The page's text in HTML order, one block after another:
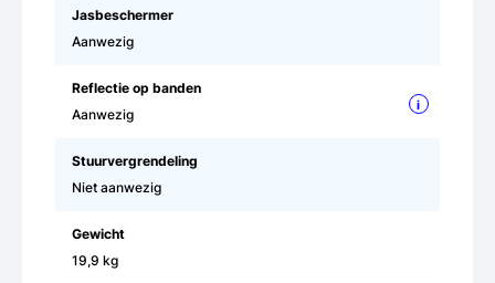
Jasbeschermer
Aanwezig
Reflectie op banden
Aanwezig
i
Stuurvergrendeling
Niet aanwezig
Gewicht
19,9 kg